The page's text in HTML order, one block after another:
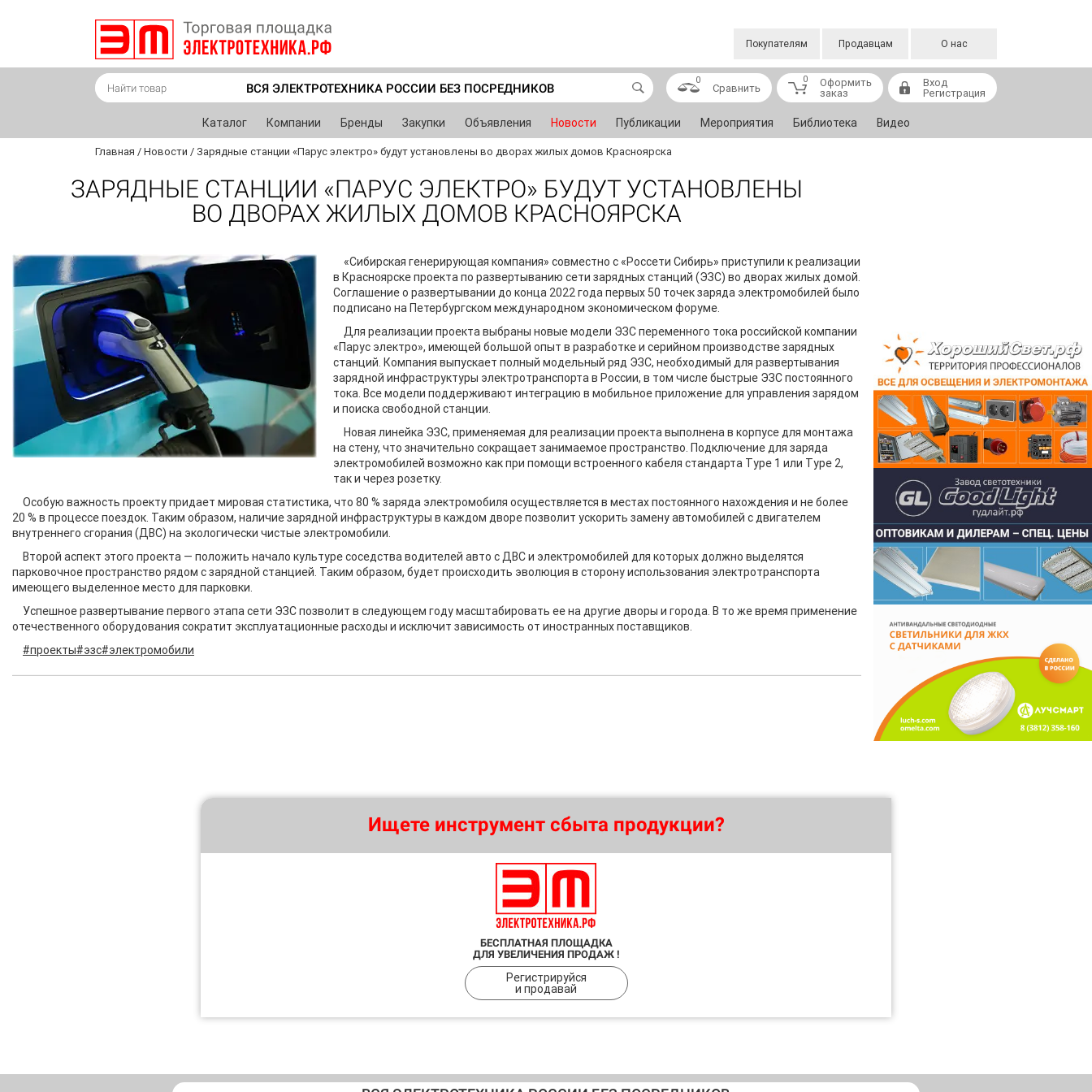
Покупателям Продавцам О нас
ВСЯ ЭЛЕКТРОТЕХНИКА РОССИИ БЕЗ ПОСРЕДНИКОВ
0
Сравнить
0
Оформить
заказ
Вход
Регистрация
Каталог Компании Бренды Закупки Объявления Новости Публикации Мероприятия Библиотека Видео
Главная / Новости / Зарядные станции «Парус электро» будут установлены во дворах жилых домов Красноярска
ЗАРЯДНЫЕ СТАНЦИИ «ПАРУС ЭЛЕКТРО» БУДУТ УСТАНОВЛЕНЫ
ВО ДВОРАХ ЖИЛЫХ ДОМОВ КРАСНОЯРСКА
«Сибирская генерирующая компания» совместно с «Россети Сибирь» приступили к реализации
в Красноярске проекта по развертыванию сети зарядных станций (ЭЗС) во дворах жилых домой.
Соглашение о развертывании до конца 2022 года первых 50 точек заряда электромобилей было
подписано на Петербургском международном экономическом форуме.
Для реализации проекта выбраны новые модели ЭЗС переменного тока российской компании
«Парус электро», имеющей большой опыт в разработке и серийном производстве зарядных
станций. Компания выпускает полный модельный ряд ЭЗС, необходимый для развертывания
зарядной инфраструктуры электротранспорта в России, в том числе быстрые ЭЗС постоянного
тока. Все модели поддерживают интеграцию в мобильное приложение для управления зарядом
и поиска свободной станции.
Новая линейка ЭЗС, применяемая для реализации проекта выполнена в корпусе для монтажа
на стену, что значительно сокращает занимаемое пространство. Подключение для заряда
электромобилей возможно как при помощи встроенного кабеля стандарта Type 1 или Type 2,
так и через розетку.
Особую важность проекту придает мировая статистика, что 80 % заряда электромобиля осуществляется в местах постоянного нахождения и не более
20 % в процессе поездок. Таким образом, наличие зарядной инфраструктуры в каждом дворе позволит ускорить замену автомобилей с двигателем
внутреннего сгорания (ДВС) на экологически чистые электромобили.
Второй аспект этого проекта — положить начало культуре соседства водителей авто с ДВС и электромобилей для которых должно выделятся
парковочное пространство рядом с зарядной станцией. Таким образом, будет происходить эволюция в сторону использования электротранспорта
имеющего выделенное место для парковки.
Успешное развертывание первого этапа сети ЭЗС позволит в следующем году масштабировать ее на другие дворы и города. В то же время применение
отечественного оборудования сократит эксплуатационные расходы и исключит зависимость от иностранных поставщиков.
#проекты#эзс#электромобили
Ищете инструмент сбыта продукции?
БЕСПЛАТНАЯ ПЛОЩАДКА
ДЛЯ УВЕЛИЧЕНИЯ ПРОДАЖ !
Регистрируйся
и продавай